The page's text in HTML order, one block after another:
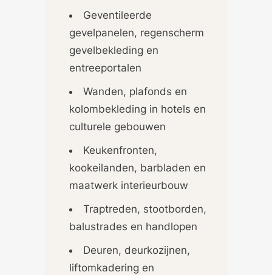
Geventileerde
gevelpanelen, regenscherm
gevelbekleding en
entreeportalen
Wanden, plafonds en
kolombekleding in hotels en
culturele gebouwen
Keukenfronten,
kookeilanden, barbladen en
maatwerk interieurbouw
Traptreden, stootborden,
balustrades en handlopen
Deuren, deurkozijnen,
liftomkadering en